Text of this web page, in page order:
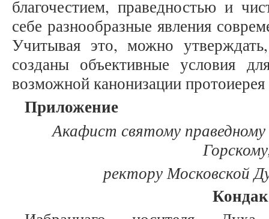
благочестием, праведностью и
себе разнообразные явления
Учитывая это, можно
созданы объективные условия
возможной канонизации
Приложение
Акафист святому
ректору Московской